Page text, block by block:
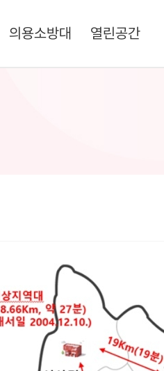
의용소방대 열린공간